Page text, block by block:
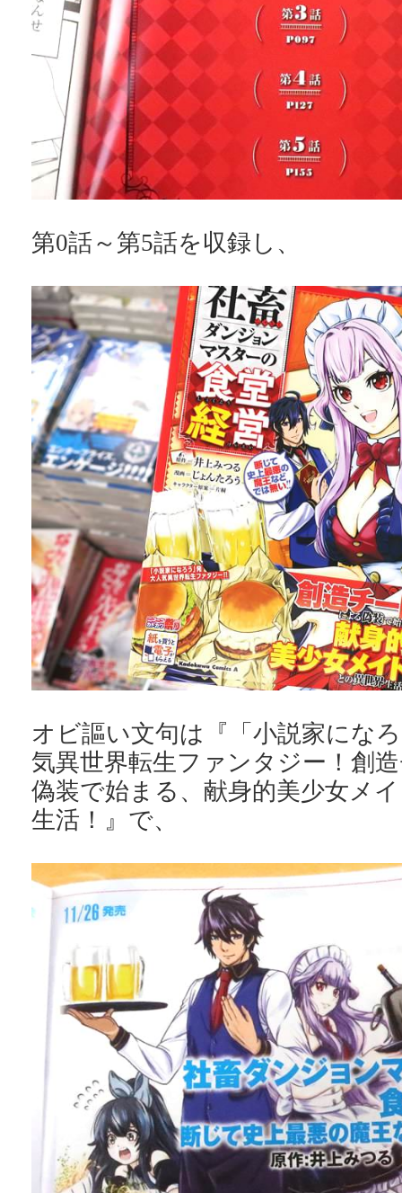
第0話～第5話を収録し、
オビ謳い文句は『「小説家にな
気異世界転生ファンタジー！創
偽装で始まる、献身的美少女メ
生活！』で、